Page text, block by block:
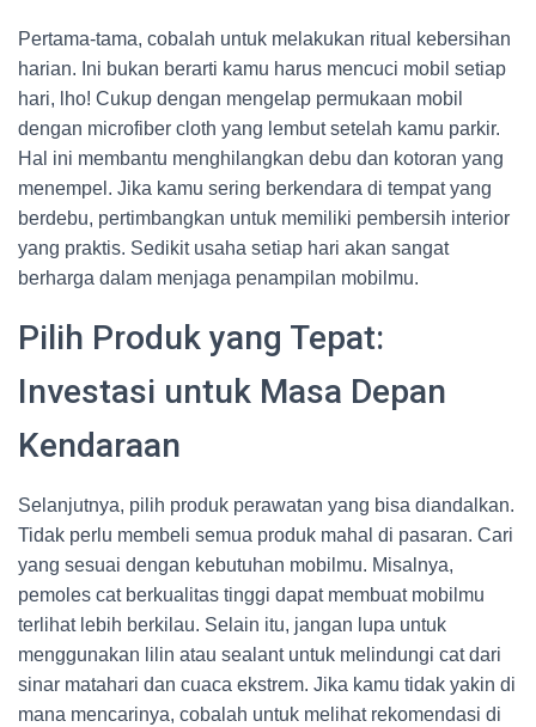
Pertama-tama, cobalah untuk melakukan ritual kebersihan
harian. Ini bukan berarti kamu harus mencuci mobil setiap
hari, lho! Cukup dengan mengelap permukaan mobil
dengan microfiber cloth yang lembut setelah kamu parkir.
Hal ini membantu menghilangkan debu dan kotoran yang
menempel. Jika kamu sering berkendara di tempat yang
berdebu, pertimbangkan untuk memiliki pembersih interior
yang praktis. Sedikit usaha setiap hari akan sangat
berharga dalam menjaga penampilan mobilmu.
Pilih Produk yang Tepat:
Investasi untuk Masa Depan
Kendaraan
Selanjutnya, pilih produk perawatan yang bisa diandalkan.
Tidak perlu membeli semua produk mahal di pasaran. Cari
yang sesuai dengan kebutuhan mobilmu. Misalnya,
pemoles cat berkualitas tinggi dapat membuat mobilmu
terlihat lebih berkilau. Selain itu, jangan lupa untuk
menggunakan lilin atau sealant untuk melindungi cat dari
sinar matahari dan cuaca ekstrem. Jika kamu tidak yakin di
mana mencarinya, cobalah untuk melihat rekomendasi di